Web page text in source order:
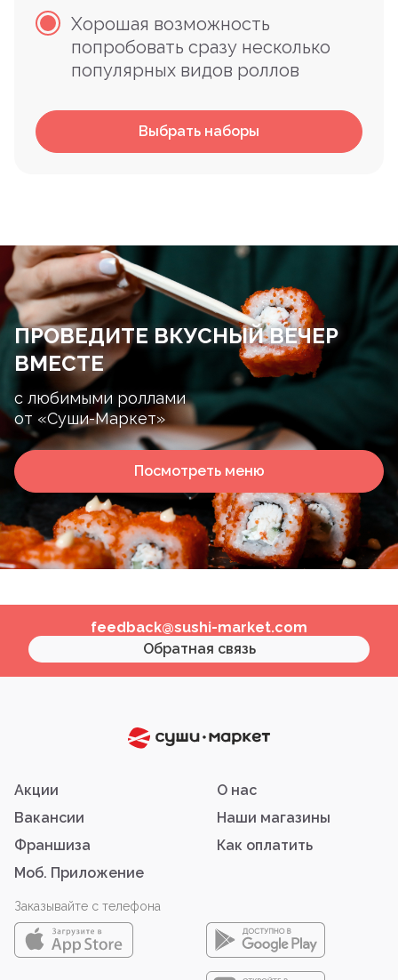
Хорошая возможность
попробовать сразу несколько
популярных видов роллов
Выбрать наборы
ПРОВЕДИТЕ ВКУСНЫЙ ВЕЧЕР
ВМЕСТЕ
с любимыми роллами
от «Суши-Маркет»
Посмотреть меню
feedback@sushi-market.com
Обратная связь
Акции
О нас
Вакансии
Наши магазины
Франшиза
Как оплатить
Моб. Приложение
Заказывайте с телефона